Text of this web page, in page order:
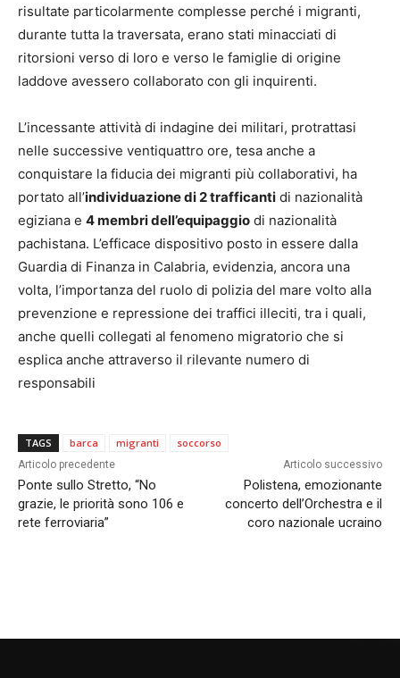
risultate particolarmente complesse perché i migranti,
durante tutta la traversata, erano stati minacciati di
ritorsioni verso di loro e verso le famiglie di origine
laddove avessero collaborato con gli inquirenti.
L’incessante attività di indagine dei militari, protrattasi
nelle successive ventiquattro ore, tesa anche a
conquistare la fiducia dei migranti più collaborativi, ha
portato all’individuazione di 2 trafficanti di nazionalità
egiziana e 4 membri dell’equipaggio di nazionalità
pachistana. L’efficace dispositivo posto in essere dalla
Guardia di Finanza in Calabria, evidenzia, ancora una
volta, l’importanza del ruolo di polizia del mare volto alla
prevenzione e repressione dei traffici illeciti, tra i quali,
anche quelli collegati al fenomeno migratorio che si
esplica anche attraverso il rilevante numero di
responsabili
TAGS barca migranti soccorso
Articolo precedente
Ponte sullo Stretto, “No
grazie, le priorità sono 106 e
rete ferroviaria”
Articolo successivo
Polistena, emozionante
concerto dell’Orchestra e il
coro nazionale ucraino